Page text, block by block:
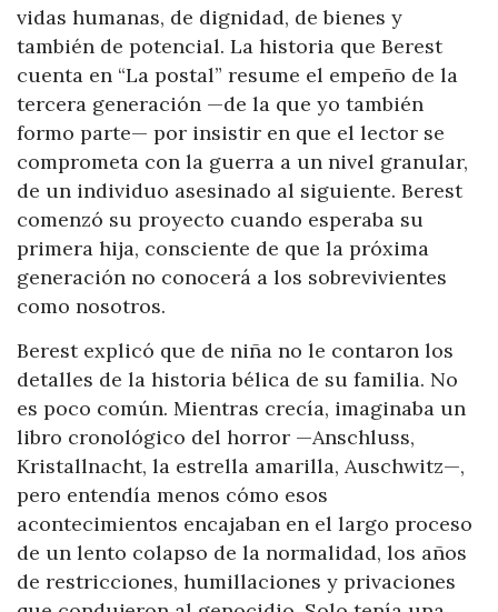
vidas humanas, de dignidad, de bienes y
también de potencial. La historia que Berest
cuenta en “La postal” resume el empeño de la
tercera generación —de la que yo también
formo parte— por insistir en que el lector se
comprometa con la guerra a un nivel granular,
de un individuo asesinado al siguiente. Berest
comenzó su proyecto cuando esperaba su
primera hija, consciente de que la próxima
generación no conocerá a los sobrevivientes
como nosotros.
Berest explicó que de niña no le contaron los
detalles de la historia bélica de su familia. No
es poco común. Mientras crecía, imaginaba un
libro cronológico del horror —Anschluss,
Kristallnacht, la estrella amarilla, Auschwitz—,
pero entendía menos cómo esos
acontecimientos encajaban en el largo proceso
de un lento colapso de la normalidad, los años
de restricciones, humillaciones y privaciones